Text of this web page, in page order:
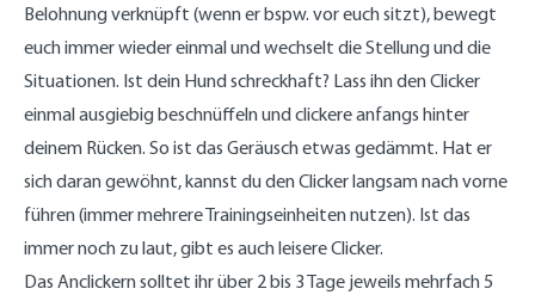
Belohnung verknüpft (wenn er bspw. vor euch sitzt), bewegt
euch immer wieder einmal und wechselt die Stellung und die
Situationen. Ist dein Hund schreckhaft? Lass ihn den Clicker
einmal ausgiebig beschnüffeln und clickere anfangs hinter
deinem Rücken. So ist das Geräusch etwas gedämmt. Hat er
sich daran gewöhnt, kannst du den Clicker langsam nach vorne
führen (immer mehrere Trainingseinheiten nutzen). Ist das
immer noch zu laut, gibt es auch leisere Clicker.
Das Anclickern solltet ihr über 2 bis 3 Tage jeweils mehrfach 5